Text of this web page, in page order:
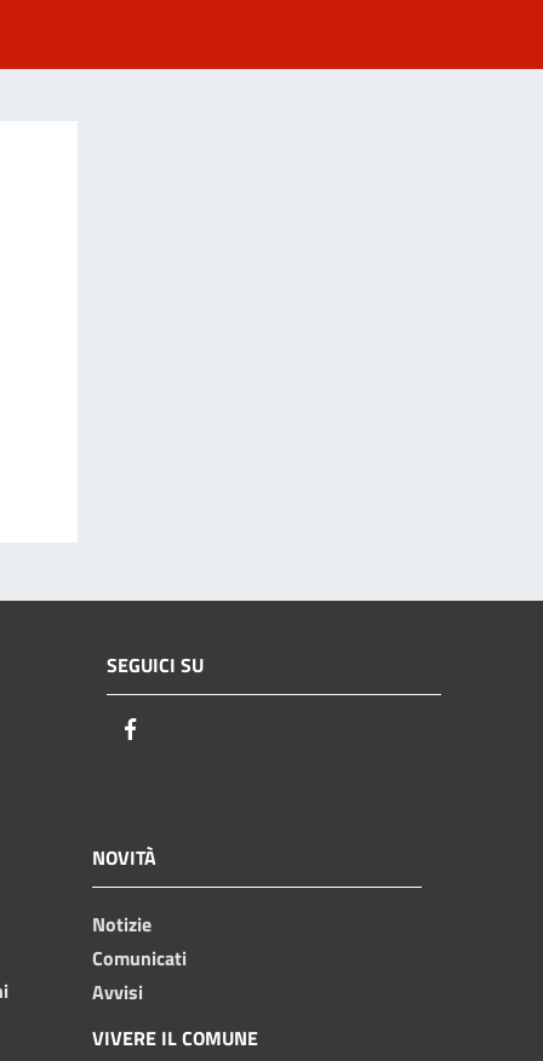
SEGUICI SU
NOVITÀ
Notizie
Comunicati
Avvisi
VIVERE IL COMUNE